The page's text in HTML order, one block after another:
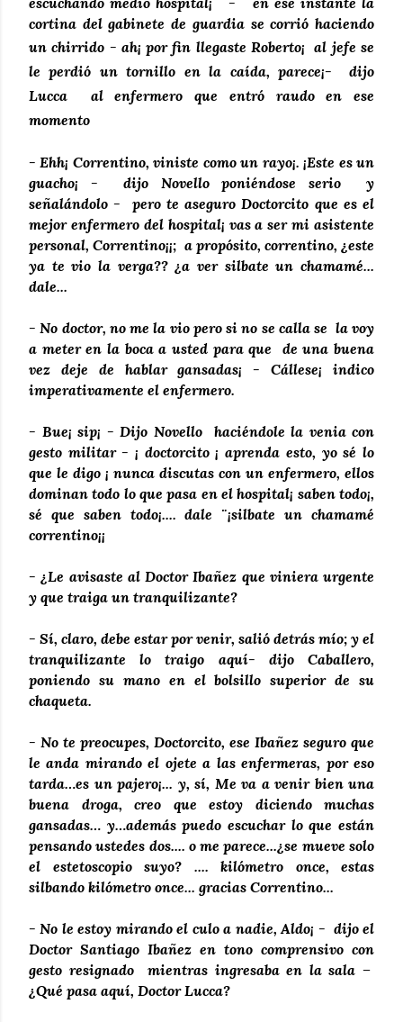
cortina del gabinete de guardia se corrió haciendo
un chirrido - ah¡ por fin llegaste Roberto¡ al jefe se
le perdió un tornillo en la caída, parece¡- dijo
Lucca al enfermero que entró raudo en ese
momento
- Ehh¡ Correntino, viniste como un rayo¡. ¡Este es un
guacho¡ - dijo Novello poniéndose serio y
señalándolo - pero te aseguro Doctorcito que es el
mejor enfermero del hospital¡ vas a ser mi asistente
personal, Correntino¡¡; a propósito, correntino, ¿este
ya te vio la verga?? ¿a ver silbate un chamamé...
dale...
- No doctor, no me la vio pero si no se calla se la voy
a meter en la boca a usted para que de una buena
vez deje de hablar gansadas¡ - Cállese¡ indico
imperativamente el enfermero.
- Bue¡ sip¡ - Dijo Novello haciéndole la venia con
gesto militar - ¡ doctorcito ¡ aprenda esto, yo sé lo
que le digo ¡ nunca discutas con un enfermero, ellos
dominan todo lo que pasa en el hospital¡ saben todo¡,
sé que saben todo¡.... dale ¨¡silbate un chamamé
correntino¡¡
- ¿Le avisaste al Doctor Ibañez que viniera urgente
y que traiga un tranquilizante?
- Sí, claro, debe estar por venir, salió detrás mío; y el
tranquilizante lo traigo aquí- dijo Caballero,
poniendo su mano en el bolsillo superior de su
chaqueta.
- No te preocupes, Doctorcito, ese Ibañez seguro que
le anda mirando el ojete a las enfermeras, por eso
tarda…es un pajero¡... y, sí, Me va a venir bien una
buena droga, creo que estoy diciendo muchas
gansadas… y…además puedo escuchar lo que están
pensando ustedes dos.... o me parece...¿se mueve solo
el estetoscopio suyo? .... kilómetro once, estas
silbando kilómetro once... gracias Correntino...
- No le estoy mirando el culo a nadie, Aldo¡ - dijo el
Doctor Santiago Ibañez en tono comprensivo con
gesto resignado mientras ingresaba en la sala –
¿Qué pasa aquí, Doctor Lucca?